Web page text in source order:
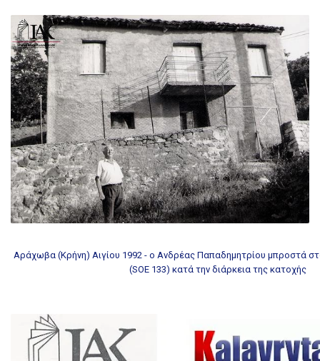
Αράχωβα (Κρήνη) Αιγίου 1992 - ο Ανδρέας Παπαδημητρίου μπροστά
(SOE 133) κατά την διάρκεια της κατοχής